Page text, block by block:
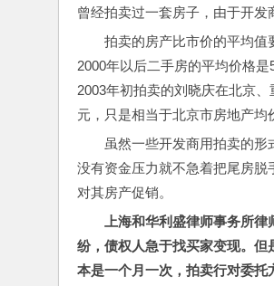
曾经拍卖过一套房子，由于开发
拍卖的房产比市价的平均值
2000年以后二手房的平均价格
2003年初拍卖的刘晓庆在北京
元，只是相当于北京市房地产均
虽然一些开发商用拍卖的形
没有资金压力就不急着把尾房脱
对其房产促销。
上海和华利盛律师事务所
纷，债权人急于找买家变现。
本是一个月一次，拍卖行对委